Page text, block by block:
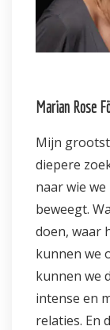
Marian Rose
Mijn
diepere
naar wie
beweegt.
doen, waar
kunnen we
kunnen we
intense en
relaties. En